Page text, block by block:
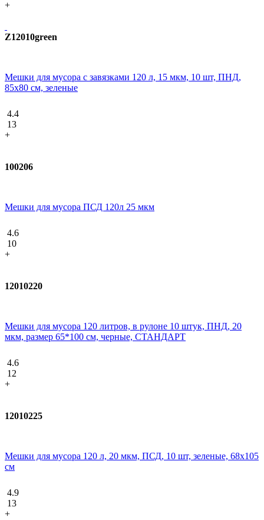
+
Z12010green
Мешки для мусора с завязками 120 л, 15 мкм, 10 шт, ПНД,
85х80 см, зеленые
4.4
13
+
100206
Мешки для мусора ПСД 120л 25 мкм
4.6
10
+
12010220
Мешки для мусора 120 литров, в рулоне 10 штук, ПНД, 20
мкм, размер 65*100 см, черные, СТАНДАРТ
4.6
12
+
12010225
Мешки для мусора 120 л, 20 мкм, ПСД, 10 шт, зеленые, 68х105
см
4.9
13
+